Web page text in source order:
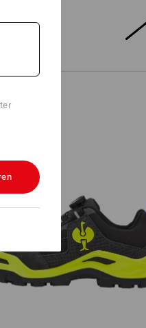
Sicherheitshalbschuhe e.s. Kastra
II low